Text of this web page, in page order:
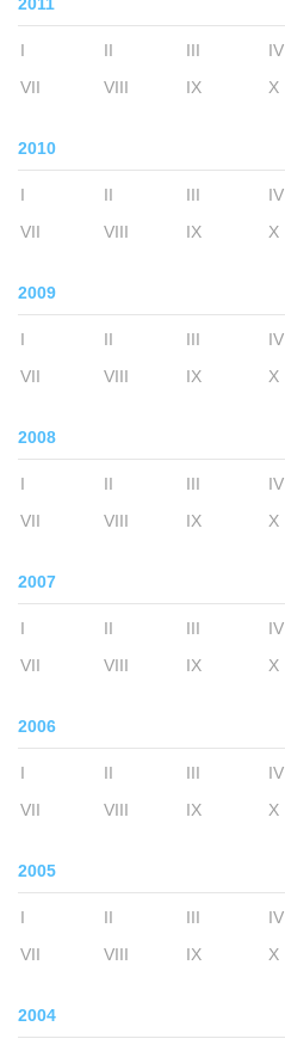
I II III IV
VII
VIII IX X
2010
I II III IV
VII
VIII IX X
2009
I II III IV
VII
VIII IX X
2008
I II III IV
VII
VIII IX X
2007
I II III IV
VII
VIII IX X
2006
I II III IV
VII
VIII IX X
2005
I II III IV
VII
VIII IX X
2004